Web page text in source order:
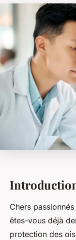
Chers
êtes-vous déjà
protection des